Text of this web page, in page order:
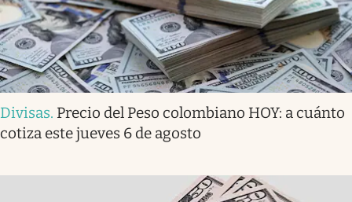
Divisas. Precio del Peso colombiano HOY: a cuánto
cotiza este jueves 6 de agosto